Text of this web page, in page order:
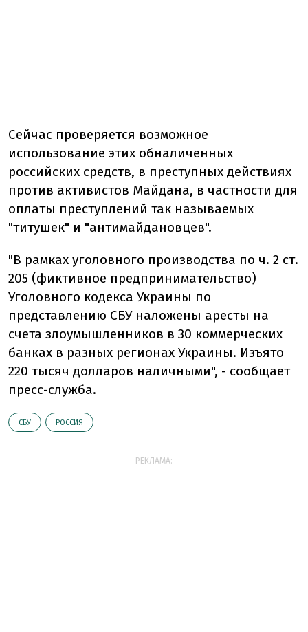
Сейчас проверяется возможное
использование этих обналиченных
российских средств, в преступных действиях
против активистов Майдана, в частности для
оплаты преступлений так называемых
"титушек" и "антимайдановцев".
"В рамках уголовного производства по ч. 2 ст.
205 (фиктивное предпринимательство)
Уголовного кодекса Украины по
представлению СБУ наложены аресты на
счета злоумышленников в 30 коммерческих
банках в разных регионах Украины. Изъято
220 тысяч долларов наличными", - сообщает
пресс-служба.
СБУ РОССИЯ
РЕКЛАМА: